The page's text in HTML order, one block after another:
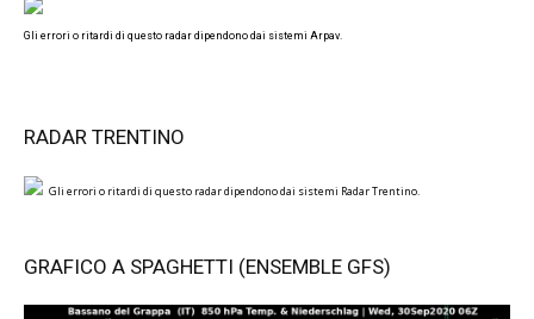
Gli errori o ritardi di questo radar dipendono dai sistemi Arpav.
RADAR TRENTINO
Gli errori o ritardi di questo radar dipendono dai sistemi Radar Trentino.
GRAFICO A SPAGHETTI (ENSEMBLE GFS)